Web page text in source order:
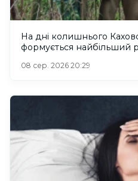
На дні колишнього
формується найбільший
08 сер. 2026 20:29